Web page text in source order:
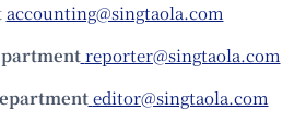
accounting@singtaola.com
reporter@singtaola.com
editor@singtaola.com